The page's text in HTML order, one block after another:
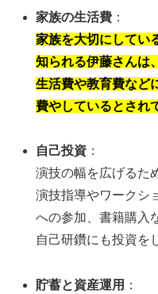
家族の生活費 ：
家族を大切にしてい
知られる伊藤さんは、
生活費や教育費など
費やしているとされ
自己投資 ：
演技の幅を広げるた
演技指導やワークシ
への参加、書籍購入
自己研鑽にも投資を
貯蓄と資産運用 ：